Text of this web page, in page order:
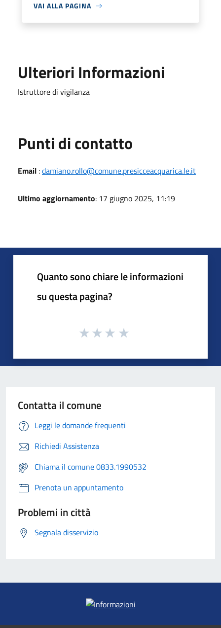
VAI ALLA PAGINA
Ulteriori Informazioni
Istruttore di vigilanza
Punti di contatto
Email :damiano.rollo@comune.presicceacquarica.le.it
Ultimo aggiornamento: 17 giugno 2025, 11:19
Quanto sono chiare le informazioni
su questa pagina?
Contatta il comune
Leggi le domande frequenti
Richiedi Assistenza
Chiama il comune 0833.1990532
Prenota un appuntamento
Problemi in città
Segnala disservizio